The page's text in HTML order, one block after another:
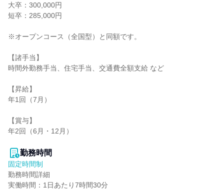
大卒：300,000円
短卒：285,000円
※オープンコース（全国型）と同額です。
【諸手当】
時間外勤務手当、住宅手当、交通費全額支給 など
【昇給】
年1回（7月）
【賞与】
年2回（6月・12月）
勤務時間
固定時間制
勤務時間詳細
実働時間：1日あたり7時間30分